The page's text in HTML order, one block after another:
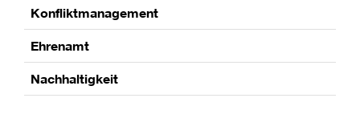
Konfliktmanagement
Ehrenamt
Nachhaltigkeit